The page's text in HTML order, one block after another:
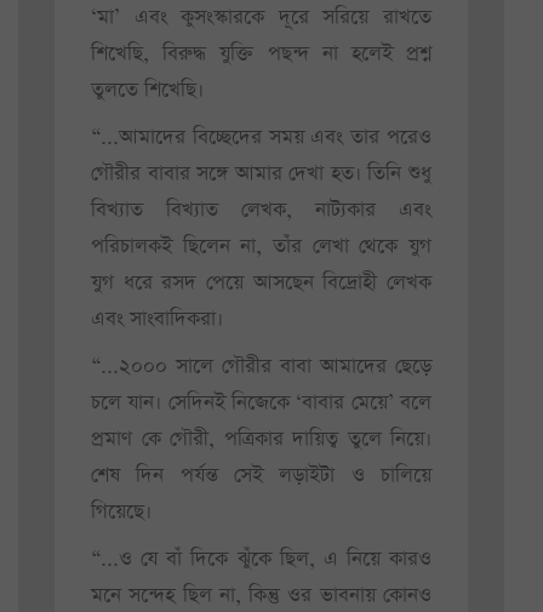
‘মা’ এবং কুসংস্কারকে দূরে সরিয়ে রাখতে
শিখেছি, বিরুদ্ধ যুক্তি পছন্দ না হলেই প্রশ্ন
তুলতে শিখেছি।
“...আমাদের বিচ্ছেদের সময় এবং তার পরেও
গৌরীর বাবার সঙ্গে আমার দেখা হত। তিনি শুধু
বিখ্যাত বিখ্যাত লেখক, নাট্যকার এবং
পরিচালকই ছিলেন না, তাঁর লেখা থেকে যুগ
যুগ ধরে রসদ পেয়ে আসছেন বিদ্রোহী লেখক
এবং সাংবাদিকরা।
“...২০০০ সালে গৌরীর বাবা আমাদের ছেড়ে
চলে যান। সেদিনই নিজেকে ‘বাবার মেয়ে’ বলে
প্রমাণ কে গৌরী, পত্রিকার দায়িত্ব তুলে নিয়ে।
শেষ দিন পর্যন্ত সেই লড়াইটা ও চালিয়ে
গিয়েছে।
“...ও যে বাঁ দিকে ঝুঁকে ছিল, এ নিয়ে কারও
মনে সন্দেহ ছিল না, কিন্তু ওর ভাবনায় কোনও